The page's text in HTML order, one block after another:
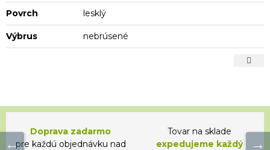
Povrch lesklý
Výbrus nebrúsené
Doprava zadarmo
pre každú objednávku nad
Tovar na sklade
expedujeme každý